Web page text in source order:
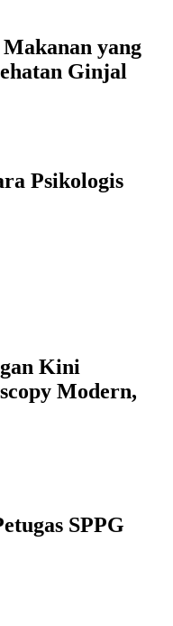
yang
Ginjal
Psikologis
Kini
Modern,
SPPG